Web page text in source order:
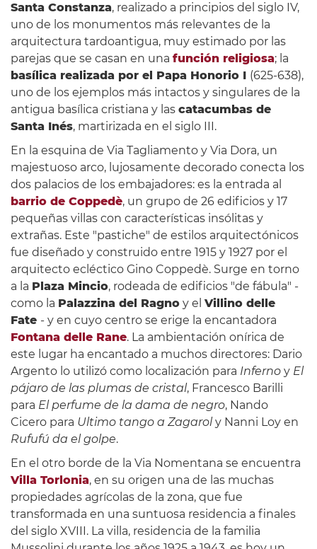
Santa Constanza, realizado a principios del siglo IV,
uno de los monumentos más relevantes de la
arquitectura tardoantigua, muy estimado por las
parejas que se casan en una función religiosa; la
basílica realizada por el Papa Honorio I (625-638),
uno de los ejemplos más intactos y singulares de la
antigua basílica cristiana y las catacumbas de
Santa Inés, martirizada en el siglo III.
En la esquina de Via Tagliamento y Via Dora, un
majestuoso arco, lujosamente decorado conecta los
dos palacios de los embajadores: es la entrada al
barrio de Coppedè, un grupo de 26 edificios y 17
pequeñas villas con características insólitas y
extrañas. Este "pastiche" de estilos arquitectónicos
fue diseñado y construido entre 1915 y 1927 por el
arquitecto ecléctico Gino Coppedè. Surge en torno
a la Plaza Mincio, rodeada de edificios "de fábula" -
como la Palazzina del Ragno y el Villino delle
Fate - y en cuyo centro se erige la encantadora
Fontana delle Rane. La ambientación onírica de
este lugar ha encantado a muchos directores: Dario
Argento lo utilizó como localización para Inferno y El
pájaro de las plumas de cristal, Francesco Barilli
para El perfume de la dama de negro, Nando
Cicero para Ultimo tango a Zagarol y Nanni Loy en
Rufufú da el golpe.
En el otro borde de la Via Nomentana se encuentra
Villa Torlonia, en su origen una de las muchas
propiedades agrícolas de la zona, que fue
transformada en una suntuosa residencia a finales
del siglo XVIII. La villa, residencia de la familia